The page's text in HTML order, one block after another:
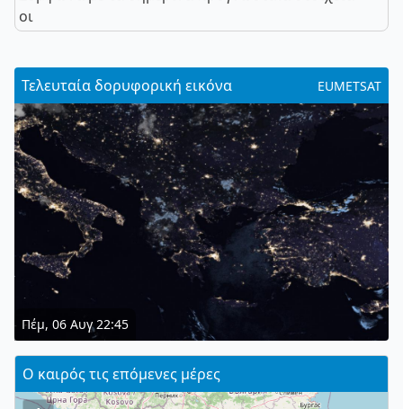
οι
Τελευταία δορυφορική εικόνα EUMETSAT
Πέμ, 06 Αυγ 22:45
Ο καιρός τις επόμενες μέρες